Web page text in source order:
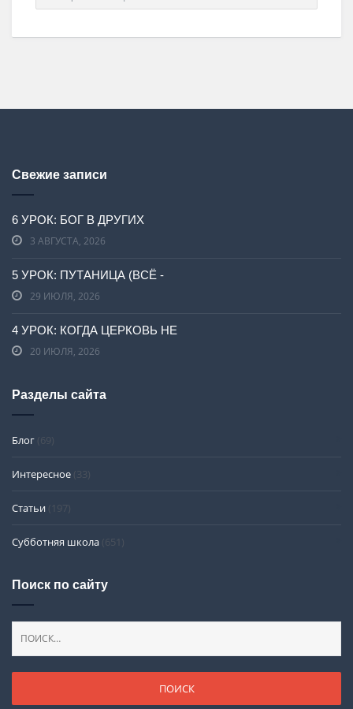
Свежие записи
6 УРОК: БОГ В ДРУГИХ
3 АВГУСТА, 2026
5 УРОК: ПУТАНИЦА (ВСЁ -
29 ИЮЛЯ, 2026
4 УРОК: КОГДА ЦЕРКОВЬ НЕ
20 ИЮЛЯ, 2026
Разделы сайта
Блог (69)
Интересное (33)
Статьи (197)
Субботняя школа (651)
Поиск по сайту